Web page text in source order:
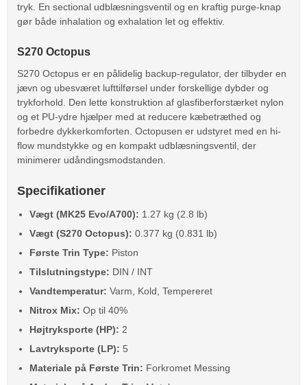
tryk. En sectional udblæsningsventil og en kraftig purge-knap
gør både inhalation og exhalation let og effektiv.
S270 Octopus
S270 Octopus er en pålidelig backup-regulator, der tilbyder en
jævn og ubesværet lufttilførsel under forskellige dybder og
trykforhold. Den lette konstruktion af glasfiberforstærket nylon
og et PU-ydre hjælper med at reducere kæbetræthed og
forbedre dykkerkomforten. Octopusen er udstyret med en hi-
flow mundstykke og en kompakt udblæsningsventil, der
minimerer udåndingsmodstanden.
Specifikationer
Vægt (MK25 Evo/A700): 1.27 kg (2.8 lb)
Vægt (S270 Octopus): 0.377 kg (0.831 lb)
Første Trin Type: Piston
Tilslutningstype: DIN / INT
Vandtemperatur: Varm, Kold, Tempereret
Nitrox Mix: Op til 40%
Højtryksporte (HP): 2
Lavtryksporte (LP): 5
Materiale på Første Trin: Forkromet Messing